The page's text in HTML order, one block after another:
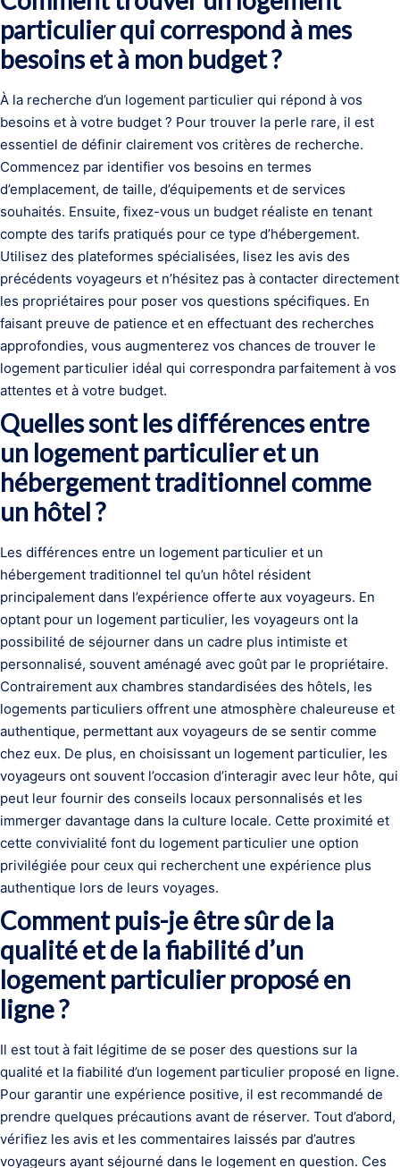
particulier qui correspond à mes
besoins et à mon budget ?
À la recherche d’un logement particulier qui répond à vos
besoins et à votre budget ? Pour trouver la perle rare, il est
essentiel de définir clairement vos critères de recherche.
Commencez par identifier vos besoins en termes
d’emplacement, de taille, d’équipements et de services
souhaités. Ensuite, fixez-vous un budget réaliste en tenant
compte des tarifs pratiqués pour ce type d’hébergement.
Utilisez des plateformes spécialisées, lisez les avis des
précédents voyageurs et n’hésitez pas à contacter directement
les propriétaires pour poser vos questions spécifiques. En
faisant preuve de patience et en effectuant des recherches
approfondies, vous augmenterez vos chances de trouver le
logement particulier idéal qui correspondra parfaitement à vos
attentes et à votre budget.
Quelles sont les différences entre
un logement particulier et un
hébergement traditionnel comme
un hôtel ?
Les différences entre un logement particulier et un
hébergement traditionnel tel qu’un hôtel résident
principalement dans l’expérience offerte aux voyageurs. En
optant pour un logement particulier, les voyageurs ont la
possibilité de séjourner dans un cadre plus intimiste et
personnalisé, souvent aménagé avec goût par le propriétaire.
Contrairement aux chambres standardisées des hôtels, les
logements particuliers offrent une atmosphère chaleureuse et
authentique, permettant aux voyageurs de se sentir comme
chez eux. De plus, en choisissant un logement particulier, les
voyageurs ont souvent l’occasion d’interagir avec leur hôte, qui
peut leur fournir des conseils locaux personnalisés et les
immerger davantage dans la culture locale. Cette proximité et
cette convivialité font du logement particulier une option
privilégiée pour ceux qui recherchent une expérience plus
authentique lors de leurs voyages.
Comment puis-je être sûr de la
qualité et de la fiabilité d’un
logement particulier proposé en
ligne ?
Il est tout à fait légitime de se poser des questions sur la
qualité et la fiabilité d’un logement particulier proposé en ligne.
Pour garantir une expérience positive, il est recommandé de
prendre quelques précautions avant de réserver. Tout d’abord,
vérifiez les avis et les commentaires laissés par d’autres
voyageurs ayant séjourné dans le logement en question. Ces